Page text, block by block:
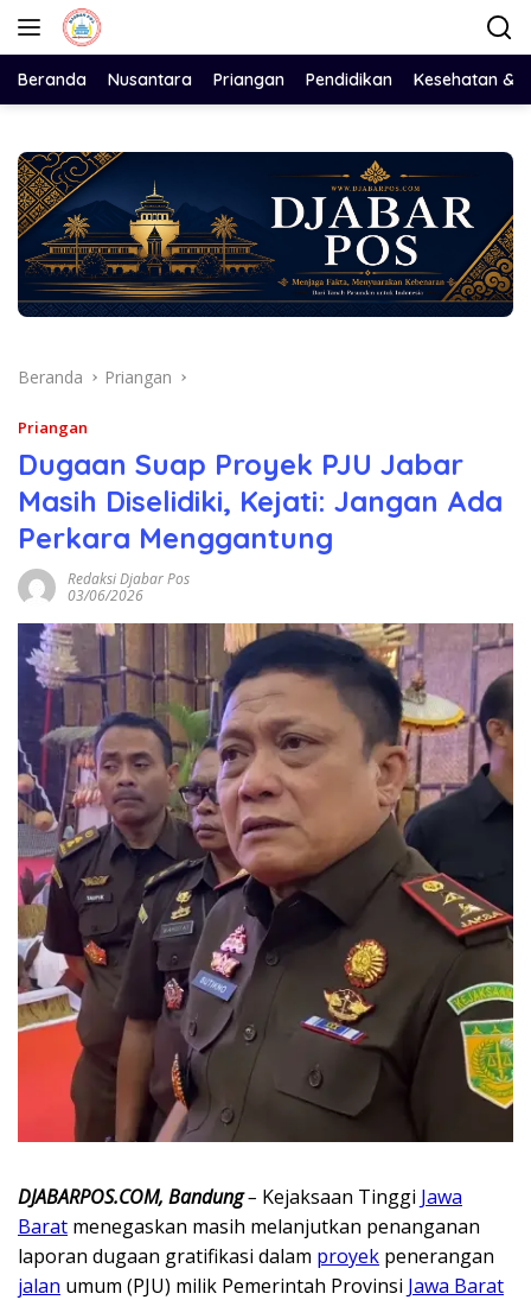
Langsung
Beranda Nusantara Priangan Pendidikan Kesehatan &
Beranda Priangan
Priangan
Dugaan Suap Proyek PJU Jabar
Masih Diselidiki, Kejati: Jangan Ada
Perkara Menggantung
Redaksi Djabar Pos
03/06/2026
DJABARPOS.COM, Bandung– Kejaksaan Tinggi Jawa
Barat menegaskan masih melanjutkan penanganan
laporan dugaan gratifikasi dalam proyek penerangan
jalan umum (PJU) milik Pemerintah Provinsi Jawa Barat